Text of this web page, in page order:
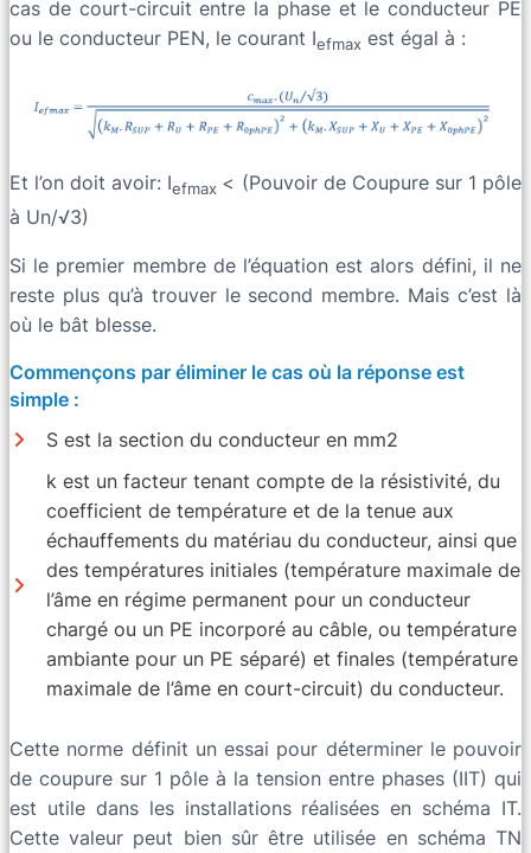
cas de court-circuit entre la phase et le conducteur PE
ou le conducteur PEN, le courant Iefmax est égal à :
Et l’on doit avoir: Iefmax < (Pouvoir de Coupure sur 1 pôle
à Un/√3)
Si le premier membre de l’équation est alors défini, il ne
reste plus qu’à trouver le second membre. Mais c’est là
où le bât blesse.
Commençons par éliminer le cas où la réponse est
simple :
S est la section du conducteur en mm2
k est un facteur tenant compte de la résistivité, du
coefficient de température et de la tenue aux
échauffements du matériau du conducteur, ainsi que
des températures initiales (température maximale de
l’âme en régime permanent pour un conducteur
chargé ou un PE incorporé au câble, ou température
ambiante pour un PE séparé) et finales (température
maximale de l’âme en court-circuit) du conducteur.
Cette norme définit un essai pour déterminer le pouvoir
de coupure sur 1 pôle à la tension entre phases (IIT) qui
est utile dans les installations réalisées en schéma IT.
Cette valeur peut bien sûr être utilisée en schéma TN